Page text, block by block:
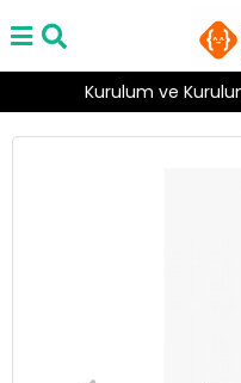
Kurulum Sonrası Ücretsiz